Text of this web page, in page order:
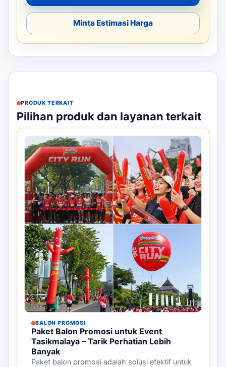
Minta Estimasi Harga
PRODUK TERKAIT
Pilihan produk dan layanan terkait
BALON PROMOSI
Paket Balon Promosi untuk Event
Tasikmalaya – Tarik Perhatian Lebih
Banyak
Paket balon promosi adalah solusi efektif untuk